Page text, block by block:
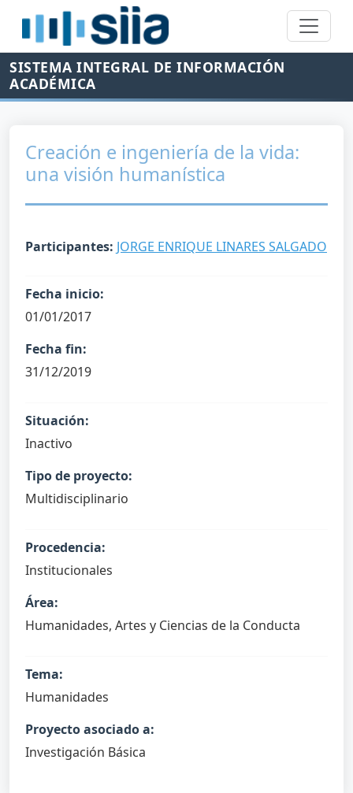
SISTEMA INTEGRAL DE INFORMACIÓN
ACADÉMICA
Creación e ingeniería de la vida:
una visión humanística
Participantes: JORGE ENRIQUE LINARES SALGADO
Fecha inicio:
01/01/2017
Fecha fin:
31/12/2019
Situación:
Inactivo
Tipo de proyecto:
Multidisciplinario
Procedencia:
Institucionales
Área:
Humanidades, Artes y Ciencias de la Conducta
Tema:
Humanidades
Proyecto asociado a:
Investigación Básica